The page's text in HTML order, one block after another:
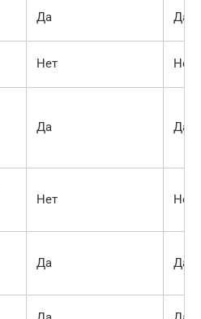
Да Да
Нет Нет
Да Да
Нет Нет
Да Да